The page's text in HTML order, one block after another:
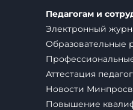
Педагогам и
Электронный
Образовательные
Аттестация
Новости
Повышение